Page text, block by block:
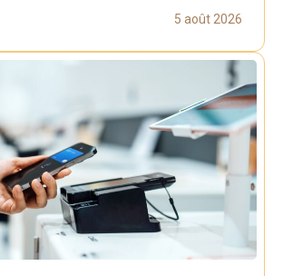
5 août 2026